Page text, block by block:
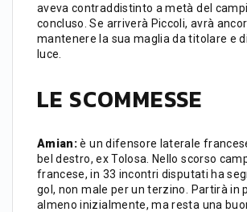
aveva contraddistinto a metà del
concluso. Se arriverà Piccoli, avrà
mantenere la sua maglia da titolare e
luce.
LE SCOMMESSE
Amian:è un difensore laterale
bel destro, ex Tolosa. Nello scorso
francese, in 33 incontri disputati ha
gol, non male per un terzino. Partirà in
almeno inizialmente, ma resta una